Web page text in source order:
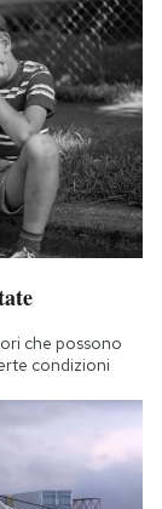
che possono
condizioni